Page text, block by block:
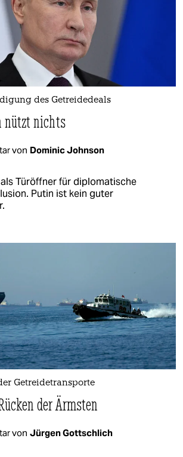
des Getreidedeals
nützt nichts
von Dominic Johnson
Türöffner für diplomatische
Putin ist kein guter
Getreidetransporte
der Ärmsten
von Jürgen Gottschlich